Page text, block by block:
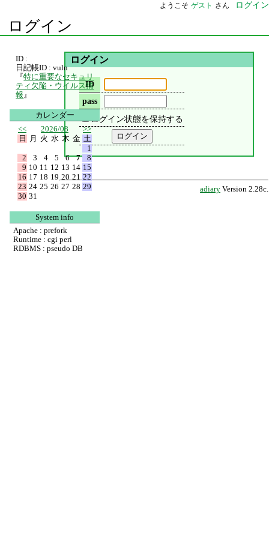
ようこそ ゲスト さん ログイン
ログイン
ログイン
ID
pass
ログイン状態を保持する
adiary Version 2.28c.
ID :
日記帳ID : vuln
『特に重要なセキュリ
ティ欠陥・ウイルス情
報 』
カレンダー
<<
2026/08
>>
日
月 火 水 木 金 土
1
2
3 4 5 6 7
8
9 10 11 12 13 14 15
16 17 18 19 20 21 22
23 24 25 26 27 28 29
30 31
System info
Apache : prefork
Runtime : cgi perl
RDBMS : pseudo DB